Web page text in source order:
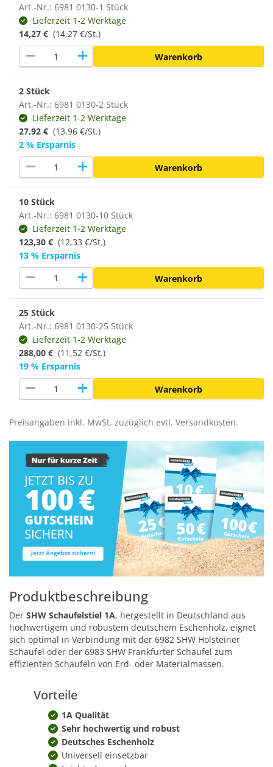
Art.-Nr.: 6981 0130-1 Stück
Lieferzeit 1-2 Werktage
14,27 € (14,27 €/St.)
remove add Warenkorb
2 Stück
Art.-Nr.: 6981 0130-2 Stück
Lieferzeit 1-2 Werktage
27,92 € (13,96 €/St.)
2 % Ersparnis
remove add Warenkorb
10 Stück
Art.-Nr.: 6981 0130-10 Stück
Lieferzeit 1-2 Werktage
123,30 € (12,33 €/St.)
13 % Ersparnis
remove add Warenkorb
25 Stück
Art.-Nr.: 6981 0130-25 Stück
Lieferzeit 1-2 Werktage
288,00 € (11,52 €/St.)
19 % Ersparnis
remove add Warenkorb
Preisangaben inkl. MwSt. zuzüglich evtl. Versandkosten.
Produktbeschreibung
Der SHW Schaufelstiel 1A, hergestellt in Deutschland aus
hochwertigem und robustem deutschem Eschenholz, eignet
sich optimal in Verbindung mit der 6982 SHW Holsteiner
Schaufel oder der 6983 SHW Frankfurter Schaufel zum
effizienten Schaufeln von Erd- oder Materialmassen.
Vorteile
1A Qualität
Sehr hochwertig und robust
Deutsches Eschenholz
Universell einsetzbar